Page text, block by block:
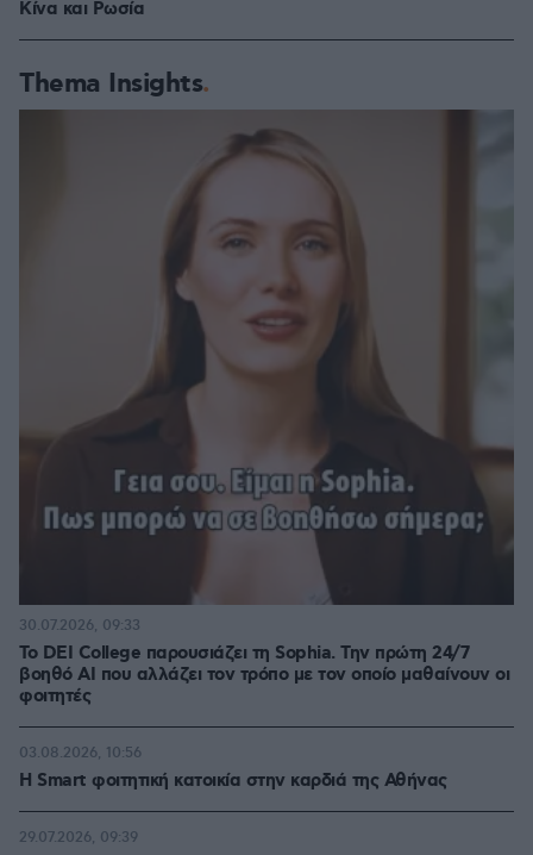
Κίνα και Ρωσία
Thema Insights
Το DEI College παρουσιάζει τη Sophia. Την πρώτη 24/7
βοηθό AI που αλλάζει τον τρόπο με τον οποίο μαθαίνουν οι
φοιτητές
30.07.2026, 09:33
Η Smart φοιτητική κατοικία στην καρδιά της Αθήνας
03.08.2026, 10:56
29.07.2026, 09:39